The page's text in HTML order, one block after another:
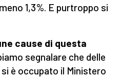
1,3%. E purtroppo si
cause di questa
segnalare che delle
è occupato il Ministero